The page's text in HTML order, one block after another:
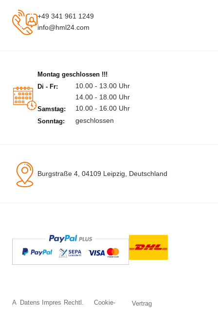
+49 341 961 1249
info@hml24.com
Montag geschlossen !!!
Di - Fr:
10.00 - 13.00 Uhr
14.00 - 18.00 Uhr
Samstag: 10.00 - 16.00 Uhr
Sonntag: geschlossen
Burgstraße 4, 04109 Leipzig, Deutschland
A Datens Impres Rechtl. Cookie- Vertrag